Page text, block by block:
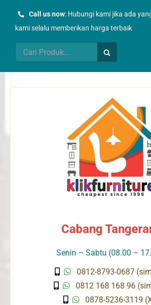
Call us now: Hubungi kami jika ada
kami selalu memberikan harga terbaik
Search
for:
Cabang
Senin – Sabtu (08.00 –
0812-8793-0687
0812 168 168 96
0878-5236-3119